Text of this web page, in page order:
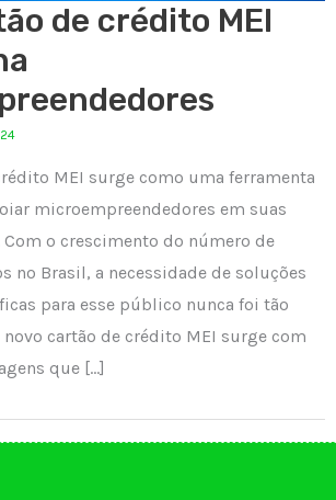
de crédito MEI
MEI surge como uma ferramenta
microempreendedores em suas
Com o crescimento do número de
no Brasil, a necessidade de soluções
para esse público nunca foi tão
novo cartão de crédito MEI surge com
que […]